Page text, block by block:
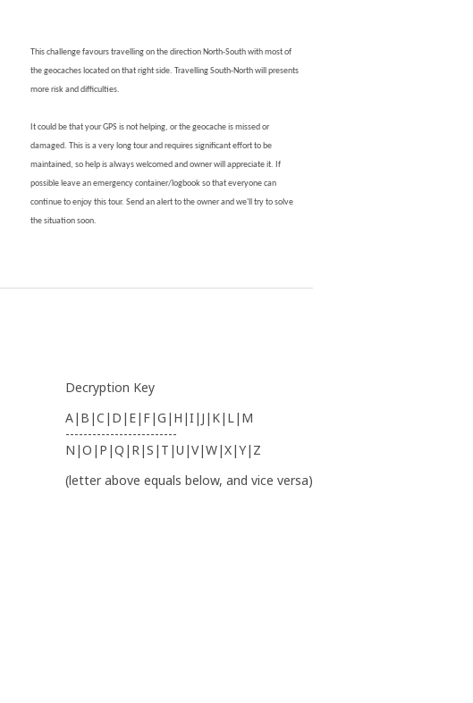
This challenge favours travelling on the direction North-South with most of
the geocaches located on that right side. Travelling South-North will presents
more risk and difficulties.
It could be that your GPS is not helping, or the geocache is missed or
damaged. This is a very long tour and requires significant effort to be
maintained, so help is always welcomed and owner will appreciate it. If
possible leave an emergency container/logbook so that everyone can
continue to enjoy this tour. Send an alert to the owner and we'll try to solve
the situation soon.
Decryption Key
A|B|C|D|E|F|G|H|I|J|K|L|M
-------------------------
N|O|P|Q|R|S|T|U|V|W|X|Y|Z
(letter above equals below, and vice versa)